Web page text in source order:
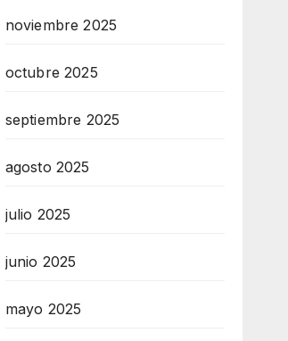
noviembre 2025
octubre 2025
septiembre 2025
agosto 2025
julio 2025
junio 2025
mayo 2025